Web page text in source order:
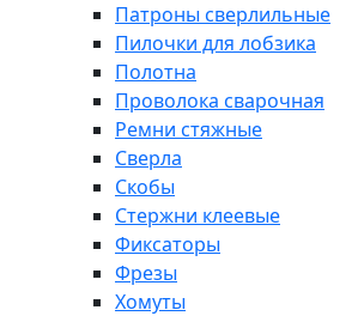
Патроны сверлильные
Пилочки для лобзика
Полотна
Проволока сварочная
Ремни стяжные
Сверла
Скобы
Стержни клеевые
Фиксаторы
Фрезы
Хомуты